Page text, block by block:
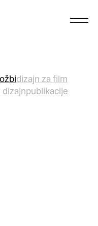
dizajn za film
publikacije